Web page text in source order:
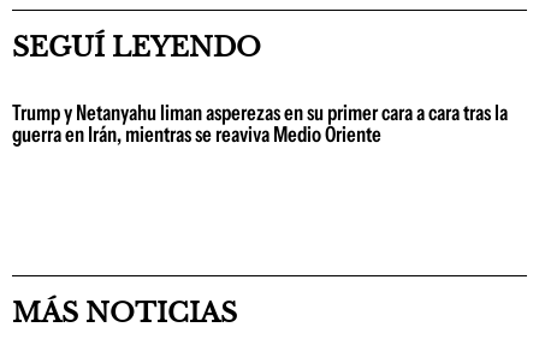
SEGUÍ LEYENDO
Trump y Netanyahu liman asperezas en su primer cara a cara tras la
guerra en Irán, mientras se reaviva Medio Oriente
MÁS NOTICIAS